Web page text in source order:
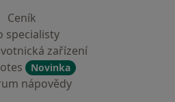
Ceník
specialisty
zařízení
Novinka
nápovědy